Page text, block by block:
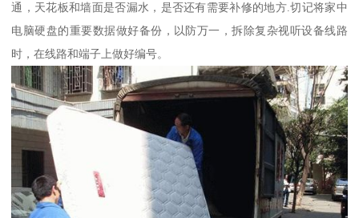
通，天花板和墙面是否漏水，是否还有需要补修的地方.切记将家中
电脑硬盘的重要数据做好备份，以防万一，拆除复杂视听设备线路
时，在线路和端子上做好编号。